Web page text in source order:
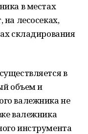
в местах
на лесосеках,
складирования
в
объем и
валежника не
валежника
инструмента